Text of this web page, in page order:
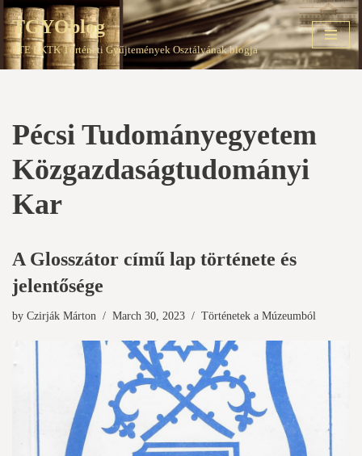
Skip
to
TGYOblog
PTE EKTK Történeti Gyűjtemények Osztályának blogja
Pécsi Tudományegyetem
Közgazdaságtudományi
Kar
A Glosszátor című lap története és
jelentősége
by Czirják Márton March 30, 2023 Történetek a Múzeumból